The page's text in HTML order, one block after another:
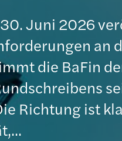
Juni 2026
an
die BaFin
Richtung ist